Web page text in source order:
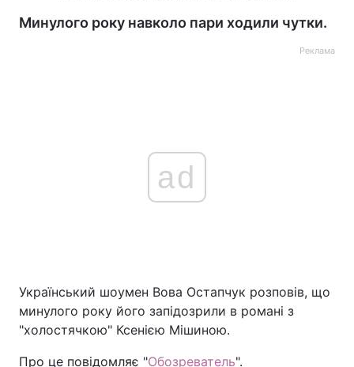
Минулого року навколо пари ходили чутки.
Реклама
ad
Український шоумен Вова Остапчук розповів, що
минулого року його запідозрили в романі з
"холостячкою" Ксенією Мішиною.
Про це повідомляє "Обозреватель".